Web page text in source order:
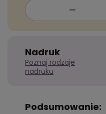
Nadruk
Poznaj rodzaje
nadruku
Podsumowanie: